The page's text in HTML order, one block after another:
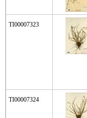
TI00007323
TI00007324